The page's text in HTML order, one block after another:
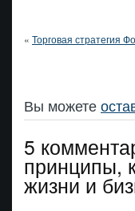
« Торговая стратегия
Вы можете
5
принципы,
жизни и